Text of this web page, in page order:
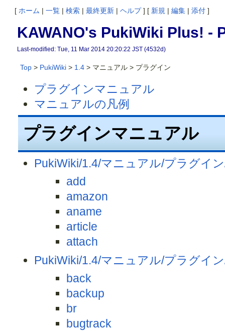
[ ホーム | 一覧 | 検索 | 最終更新 | ヘルプ] [ 新規 | 編集 | 添付 ]
KAWANO's PukiWiki Plus! -
Last-modified: Tue, 11 Mar 2014 20:20:22 JST (4532d)
Top> PukiWiki> 1.4> マニュアル > プラグイン
プラグインマニュアル
マニュアルの凡例
プラグインマニュアル
PukiWiki/1.4/マニュアル/プラグイ
add
amazon
aname
article
attach
PukiWiki/1.4/マニュアル/プラグイ
back
backup
br
bugtrack